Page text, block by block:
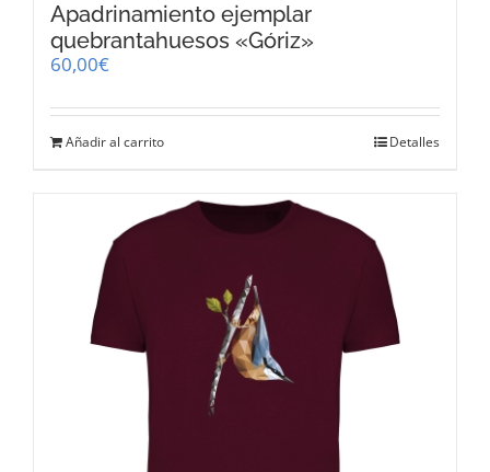
Apadrinamiento ejemplar
quebrantahuesos «Góriz»
60,00€
Añadir al carrito Detalles